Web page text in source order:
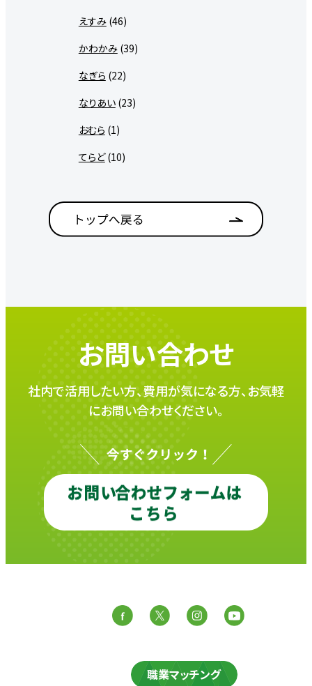
えすみ(46)
かわかみ(39)
なぎら (22)
なりあい(23)
おむら (1)
てらど(10)
お問い合わせ
社内で活用したい方、費用が気になる方、お気軽
にお問い合わせください。
職業マッチング